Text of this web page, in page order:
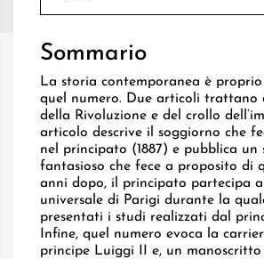
Sommario
La storia contemporanea è
quel numero. Due articoli trattano
della Rivoluzione e del crollo
articolo descrive il soggiorno che
nel principato (1887) e pubblica un
fantasioso che fece a proposito di
anni dopo, il principato partecipa
universale di Parigi durante la
presentati i studi realizzati dal
Infine, quel numero evoca la
principe Luiggi II e, un manoscritto